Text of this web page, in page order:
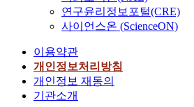
연구윤리정보포털(CRE)
사이언스온 (ScienceON)
이용약관
개인정보처리방침
개인정보 재동의
기관소개